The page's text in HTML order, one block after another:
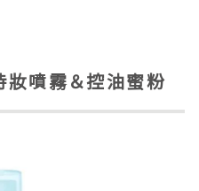
妝噴霧＆控油蜜粉